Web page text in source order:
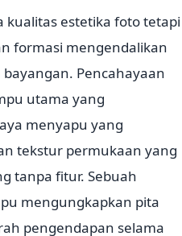
estetika foto tetapi
formasi mengendalikan
Pencahayaan
utama yang
menyapu yang
tekstur permukaan yang
tanpa fitur. Sebuah
mengungkapkan pita
pengendapan selama